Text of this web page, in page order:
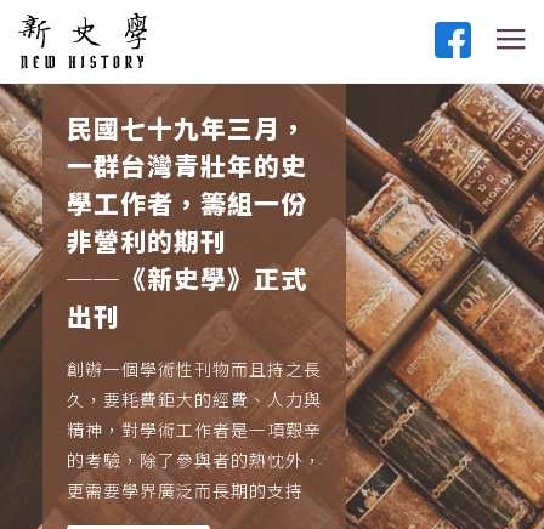
民國七十九年三月，
一群台灣青壯年的史
學工作者，籌組一份
非營利的期刊
──《新史學》正式
出刊
創辦一個學術性刊物而且持之長
久，要耗費鉅大的經費、人力與
精神，對學術工作者是一項艱辛
的考驗，除了參與者的熱忱外，
更需要學界廣泛而長期的支持